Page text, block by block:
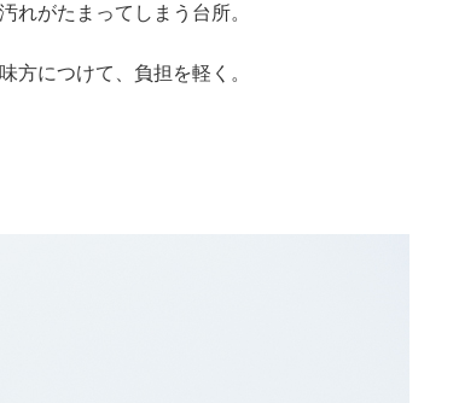
れがたまってしまう台所。
方につけて、負担を軽く。